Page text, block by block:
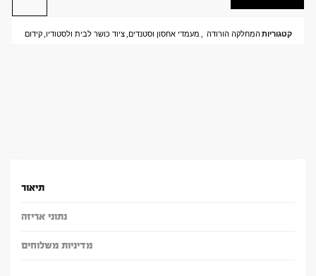
קטגוריות המחלקה הורודה , מעמדי אחסון וסטנדים,ציוד כושר לבית ולסטודיו,קידום
תיאור
נתוני אריזה
מדיניות משלוחים